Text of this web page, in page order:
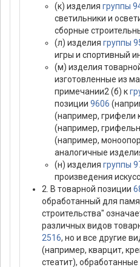
(к) изделия группы
светильники и
сборные
(л) изделия группы
игры и спортивный
(м) изделия
изготовленные из
примечании2 (б) к
позиции 9606
(например, грифели
(например,
(например,
аналогичные
(н) изделия группы
произведения
2. В товарной позиции
обработанный для
строительства"
различных видов
2516, но и все другие
(например, кварцит,
стеатит),